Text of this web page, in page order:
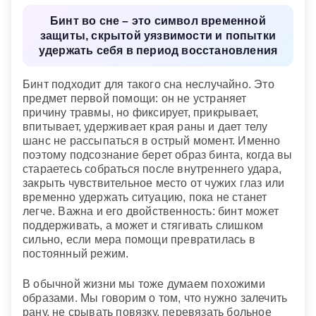
себя с большой неожиданной удачей.
Бинт во сне – это символ временной
защиты, скрытой уязвимости и попытки
удержать себя в период восстановления
Бинт подходит для такого сна неслучайно. Это
предмет первой помощи: он не устраняет
причину травмы, но фиксирует, прикрывает,
впитывает, удерживает края раны и дает телу
шанс не рассыпаться в острый момент. Именно
поэтому подсознание берет образ бинта, когда вы
стараетесь собраться после внутреннего удара,
закрыть чувствительное место от чужих глаз или
временно удержать ситуацию, пока не станет
легче. Важна и его двойственность: бинт может
поддерживать, а может и стягивать слишком
сильно, если мера помощи превратилась в
постоянный режим.
В обычной жизни мы тоже думаем похожими
образами. Мы говорим о том, что нужно залечить
рану, не срывать повязку, перевязать больное